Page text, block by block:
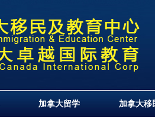
加拿大留学 加拿大移